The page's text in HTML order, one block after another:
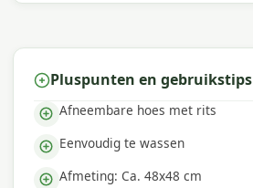
Pluspunten en gebruikstips
Afneembare hoes met rits
Eenvoudig te wassen
Afmeting: Ca. 48x48 cm